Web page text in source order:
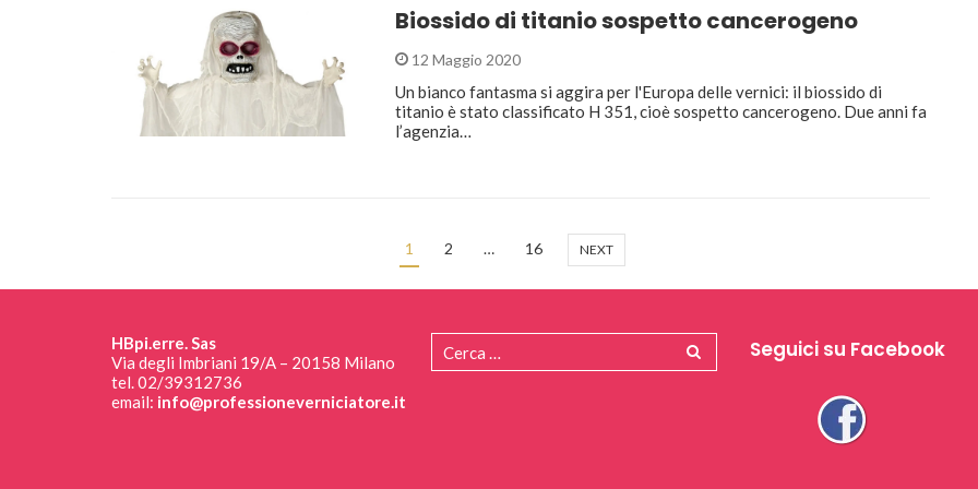
Biossido di titanio sospetto cancerogeno
12 Maggio 2020
Un bianco fantasma si aggira per l'Europa delle vernici: il biossido di
titanio è stato classificato H 351, cioè sospetto cancerogeno. Due anni fa
l’agenzia…
1 2 … 16 NEXT
HBpi.erre. Sas
Via degli Imbriani 19/A – 20158 Milano
tel. 02/39312736
email: info@professioneverniciatore.it
Seguici su Facebook